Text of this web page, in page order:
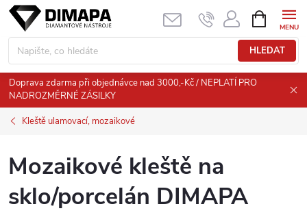
Přejít
obsah
HLEDAT
NÁKUPNÍ
KOŠÍK
Doprava zdarma při objednávce nad 3000,-Kč / NEPLATÍ PRO
NADROZMĚRNÉ ZÁSILKY
Kleště ulamovací, mozaikové
Mozaikové kleště na
sklo/porcelán DIMAPA